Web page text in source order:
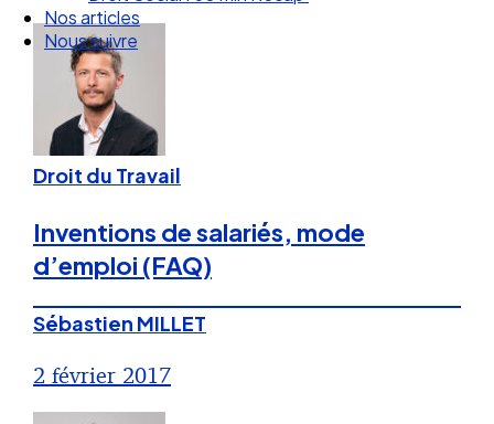
Nos articles
Nous suivre
Droit du Travail
Inventions de salariés, mode
d’emploi (FAQ)
Sébastien MILLET
2 février 2017